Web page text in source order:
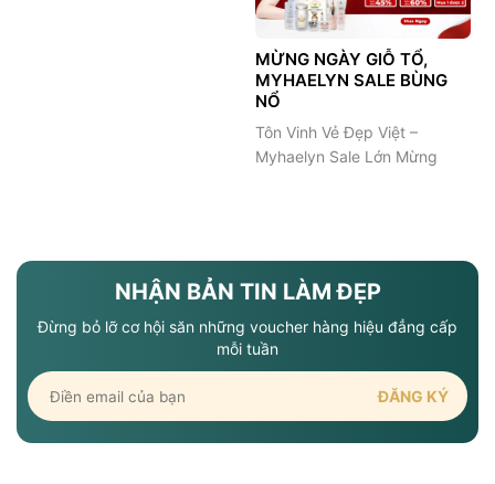
căng thẳng. Đây cũng là thời
điểm lý tưởng để bạn đầu…
MỪNG NGÀY GIỖ TỔ,
MYHAELYN SALE BÙNG
NỔ
Tôn Vinh Vẻ Đẹp Việt –
Myhaelyn Sale Lớn Mừng
Hùng, cũng là thời điểm để
tôn vinh những giá trị truyền
thống và làm mới bản thân.
Trong không khí…
NHẬN BẢN TIN LÀM ĐẸP
Đừng bỏ lỡ cơ hội săn những voucher hàng hiệu đẳng cấp
mỗi tuần